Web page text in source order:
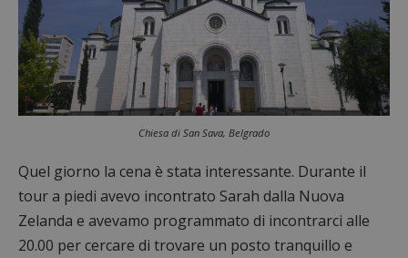
Chiesa di San Sava, Belgrado
Quel giorno la cena è stata interessante. Durante il
tour a piedi avevo incontrato Sarah dalla Nuova
Zelanda e avevamo programmato di incontrarci alle
20.00 per cercare di trovare un posto tranquillo e